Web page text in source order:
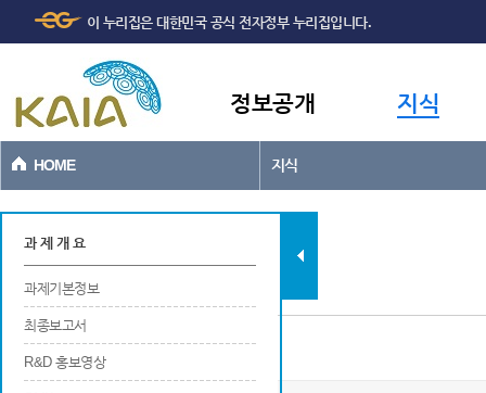
본문바로가기
이 누리집은 대한민국 공식 전자정부 누리집입니다.
정보공개 지식
HOME 지식
과제현황
과 제 개 요
과제기본정보
최종보고서
R&D 홍보영상
시제품 제작